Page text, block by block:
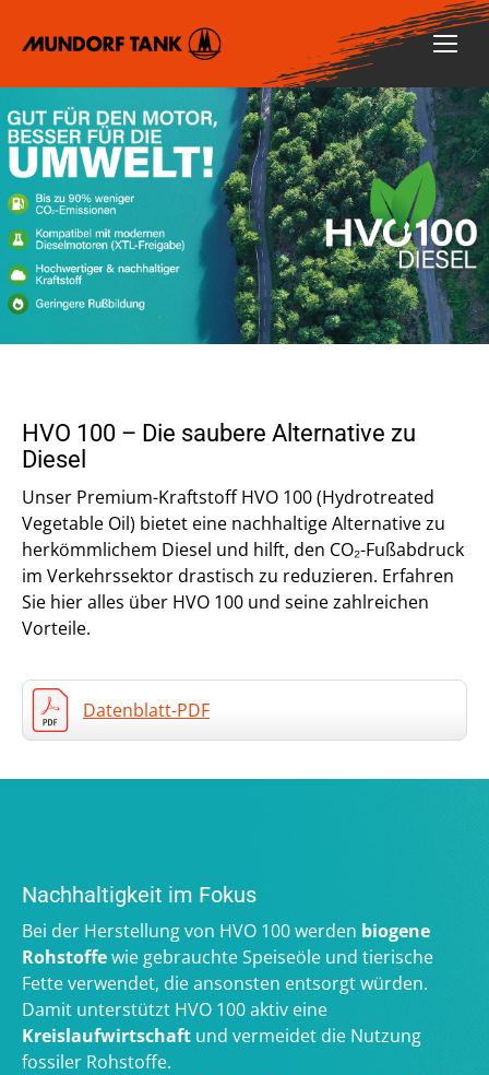
HVO 100 – Die saubere Alternative zu
Diesel
Unser Premium-Kraftstoff HVO 100 (Hydrotreated
Vegetable Oil) bietet eine nachhaltige Alternative zu
herkömmlichem Diesel und hilft, den CO₂-Fußabdruck
im Verkehrssektor drastisch zu reduzieren. Erfahren
Sie hier alles über HVO 100 und seine zahlreichen
Vorteile.
Datenblatt-PDF
Nachhaltigkeit im Fokus
Bei der Herstellung von HVO 100 werden biogene
Rohstoffewie gebrauchte Speiseöle und tierische
Fette verwendet, die ansonsten entsorgt würden.
Damit unterstützt HVO 100 aktiv eine
Kreislaufwirtschaft und vermeidet die Nutzung
fossiler Rohstoffe.